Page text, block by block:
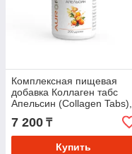
Комплексная пищевая
добавка Коллаген табс
Апельсин (Collagen Tabs),
суставы, хрящевая ткань,
остеоартрит, костная
система
7 200 ₸
Купить